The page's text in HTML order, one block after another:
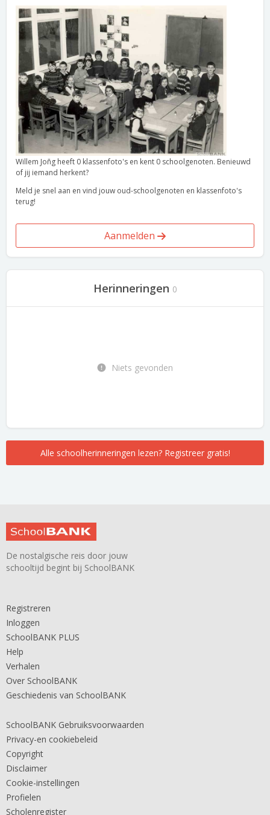
Willem Joñg heeft 0 klassenfoto's en kent 0 schoolgenoten. Benieuwd
of jij iemand herkent?
Meld je snel aan en vind jouw oud-schoolgenoten en klassenfoto's
terug!
Aanmelden
Herinneringen 0
Niets gevonden
Alle schoolherinneringen lezen? Registreer gratis!
De nostalgische reis door jouw
schooltijd begint bij SchoolBANK
Registreren
Inloggen
SchoolBANK PLUS
Help
Verhalen
Over SchoolBANK
Geschiedenis van SchoolBANK
SchoolBANK Gebruiksvoorwaarden
Privacy-en cookiebeleid
Copyright
Disclaimer
Cookie-instellingen
Profielen
Scholenregister